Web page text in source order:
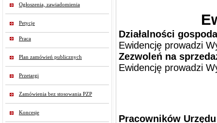
Ogłoszenia, zawiadomienia
Petycje
Praca
Plan zamówień publicznych
Przetargi
Zamówienia bez stosowania PZP
Koncesje
Działalności
Ewidencję prowadzi
Zezwoleń na
Ewidencję prowadzi
Pracowników Urzędu